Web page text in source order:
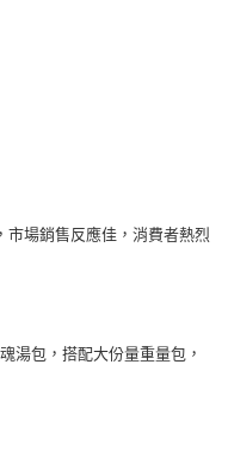
市場銷售反應佳，消費者熱烈
湯包，搭配大份量重量包，